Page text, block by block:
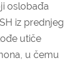
oslobađa
iz prednjeg
utiče
u čemu